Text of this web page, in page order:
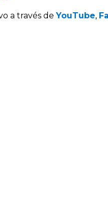
a través deYouTube,